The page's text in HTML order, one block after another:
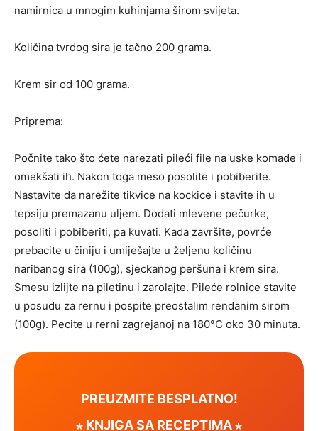
namirnica u mnogim kuhinjama širom svijeta.
Količina tvrdog sira je tačno 200 grama.
Krem sir od 100 grama.
Priprema:
Počnite tako što ćete narezati pileći file na uske komade i
omekšati ih. Nakon toga meso posolite i pobiberite.
Nastavite da narežite tikvice na kockice i stavite ih u
tepsiju premazanu uljem. Dodati mlevene pečurke,
posoliti i pobiberiti, pa kuvati. Kada završite, povrće
prebacite u činiju i umiješajte u željenu količinu
naribanog sira (100g), sjeckanog peršuna i krem ​​sira.
Smesu izlijte na piletinu i zarolajte. Pileće rolnice stavite
u posudu za rernu i pospite preostalim rendanim sirom
(100g). Pecite u rerni zagrejanoj na 180°C oko 30 minuta.
PREUZMITE BESPLATNO!
⋆ KNJIGA SA RECEPTIMA ⋆